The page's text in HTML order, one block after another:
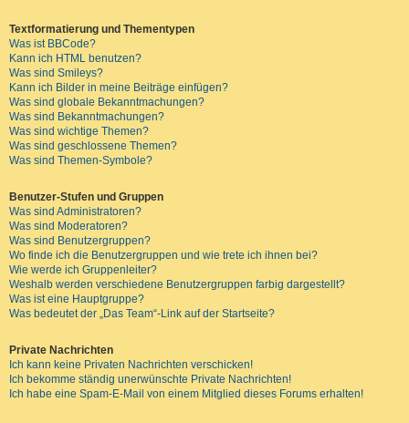
Textformatierung und Thementypen
Was ist BBCode?
Kann ich HTML benutzen?
Was sind Smileys?
Kann ich Bilder in meine Beiträge einfügen?
Was sind globale Bekanntmachungen?
Was sind Bekanntmachungen?
Was sind wichtige Themen?
Was sind geschlossene Themen?
Was sind Themen-Symbole?
Benutzer-Stufen und Gruppen
Was sind Administratoren?
Was sind Moderatoren?
Was sind Benutzergruppen?
Wo finde ich die Benutzergruppen und wie trete ich ihnen bei?
Wie werde ich Gruppenleiter?
Weshalb werden verschiedene Benutzergruppen farbig dargestellt?
Was ist eine Hauptgruppe?
Was bedeutet der „Das Team“-Link auf der Startseite?
Private Nachrichten
Ich kann keine Privaten Nachrichten verschicken!
Ich bekomme ständig unerwünschte Private Nachrichten!
Ich habe eine Spam-E-Mail von einem Mitglied dieses Forums erhalten!